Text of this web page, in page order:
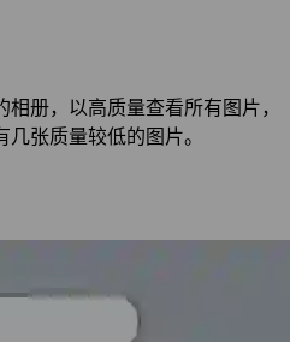
册，以高质量查看所有图片，
张质量较低的图片。